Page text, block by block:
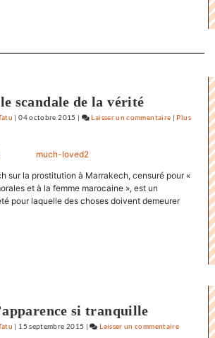
scandale de la vérité
|04 octobre 2015 | Laisser un commentaire on
au
| Plus
sur la prostitution à Marrakech, censuré pour «
et à la femme marocaine », est un
pour laquelle des choses doivent demeurer
si tranquille
15 septembre 2015 | Laisser un commentaire